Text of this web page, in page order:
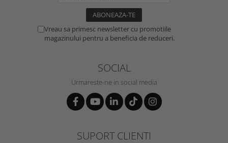
Vreau sa primesc newsletter cu promotiile
magazinului pentru a beneficia de reduceri.
SOCIAL
Urmareste-ne in social media
SUPORT CLIENTI